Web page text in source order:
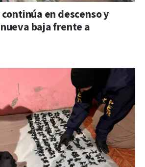
en descenso y
baja frente a